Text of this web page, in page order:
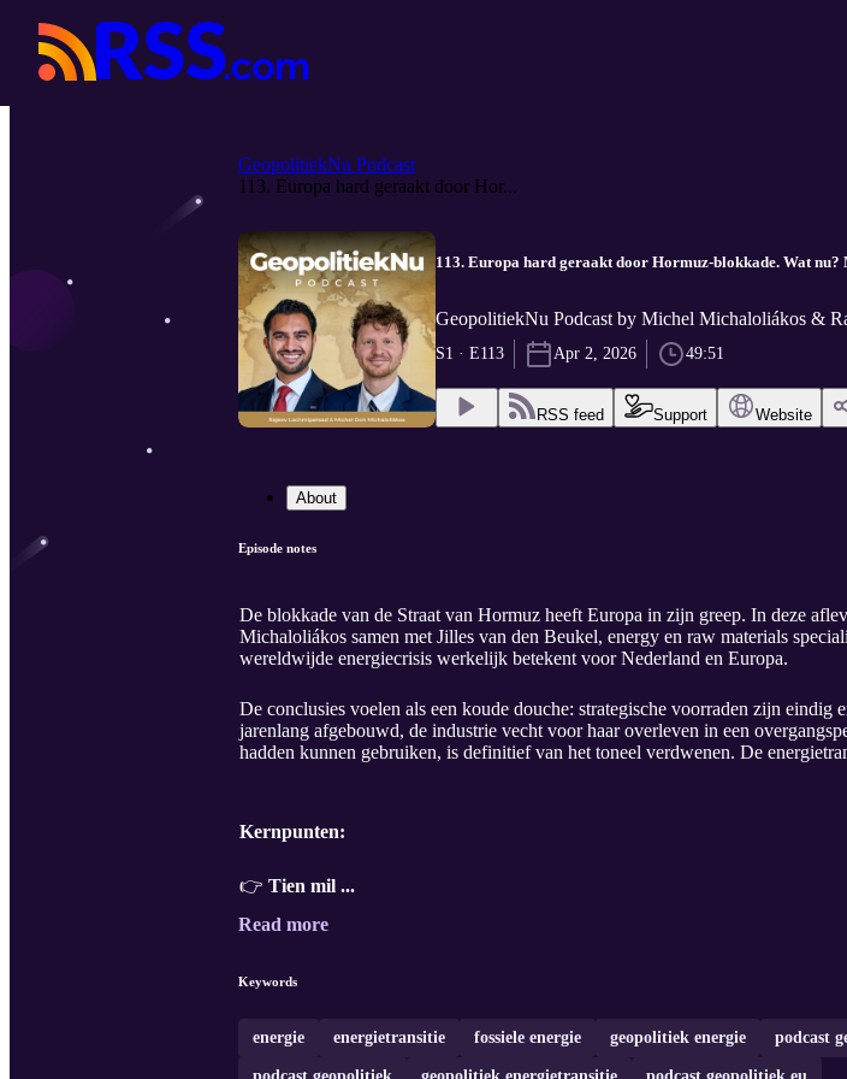
GeopolitiekNu Podcast
113. Europa hard geraakt door Hor...
113. Europa hard geraakt door Hormuz-blokkade. Wat nu?
GeopolitiekNu Podcast by Michel Michaloliákos &
S1 · E113 Apr 2, 2026 49:51
RSS feed Support Website
About
Episode notes
De blokkade van de Straat van Hormuz heeft Europa in zijn greep. In deze
Michaloliákos samen met Jilles van den Beukel, energy en raw materials
wereldwijde energiecrisis werkelijk betekent voor Nederland en Europa.
De conclusies voelen als een koude douche: strategische voorraden zijn eindig
jarenlang afgebouwd, de industrie vecht voor haar overleven in een
hadden kunnen gebruiken, is definitief van het toneel verdwenen. De
Kernpunten:
👉 Tien mil ...
Read more
Keywords
energie energietransitie fossiele energie geopolitiek energie podcast